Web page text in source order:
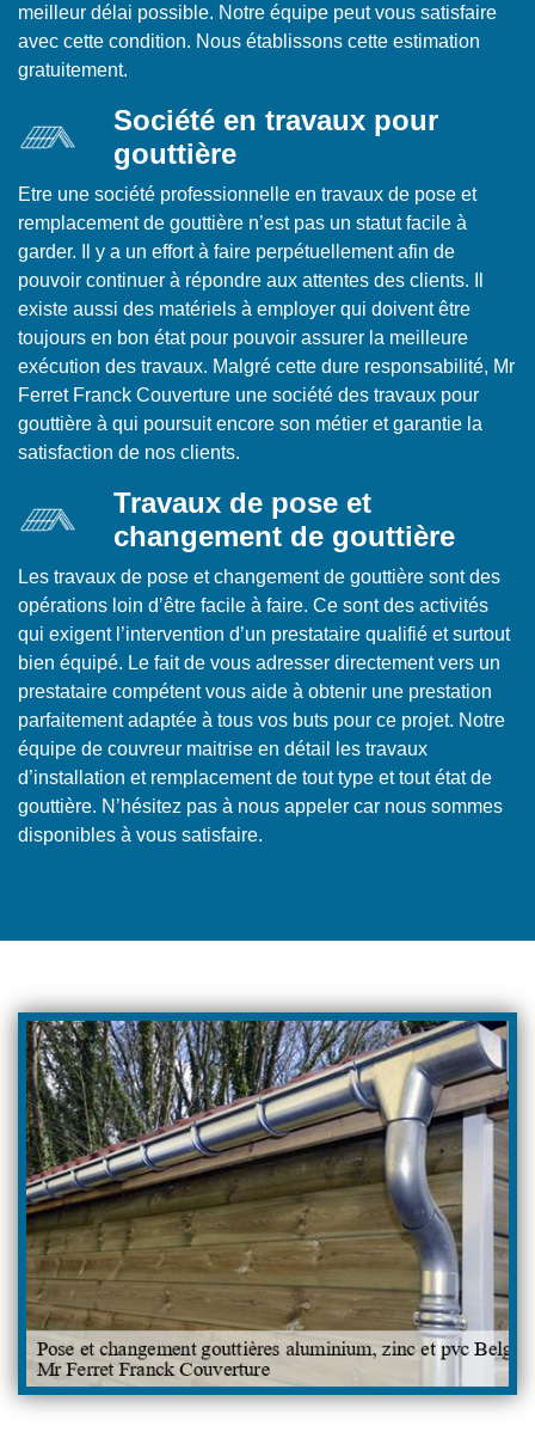
meilleur délai possible. Notre équipe peut vous satisfaire
avec cette condition. Nous établissons cette estimation
gratuitement.
Société en travaux pour
gouttière
Etre une société professionnelle en travaux de pose et
remplacement de gouttière n’est pas un statut facile à
garder. Il y a un effort à faire perpétuellement afin de
pouvoir continuer à répondre aux attentes des clients. Il
existe aussi des matériels à employer qui doivent être
toujours en bon état pour pouvoir assurer la meilleure
exécution des travaux. Malgré cette dure responsabilité, Mr
Ferret Franck Couverture une société des travaux pour
gouttière à qui poursuit encore son métier et garantie la
satisfaction de nos clients.
Travaux de pose et
changement de gouttière
Les travaux de pose et changement de gouttière sont des
opérations loin d’être facile à faire. Ce sont des activités
qui exigent l’intervention d’un prestataire qualifié et surtout
bien équipé. Le fait de vous adresser directement vers un
prestataire compétent vous aide à obtenir une prestation
parfaitement adaptée à tous vos buts pour ce projet. Notre
équipe de couvreur maitrise en détail les travaux
d’installation et remplacement de tout type et tout état de
gouttière. N’hésitez pas à nous appeler car nous sommes
disponibles à vous satisfaire.